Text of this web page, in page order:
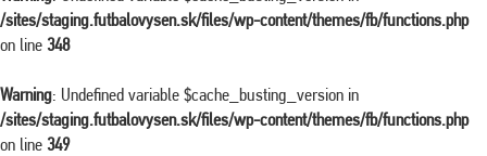
/sites/staging.futbalovysen.sk/files/wp-content/themes/fb/functions.php
on line 348
Warning: Undefined variable $cache_busting_version in
/sites/staging.futbalovysen.sk/files/wp-content/themes/fb/functions.php
on line 349